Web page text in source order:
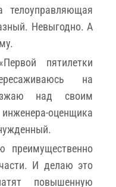
телоуправляющая
Невыгодно. А
пятилетки
на
над своим
оценщика
преимущественно
И делаю это
повышенную